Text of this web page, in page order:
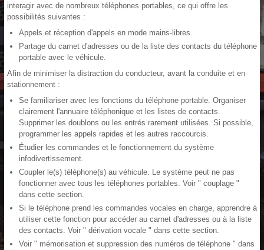
interagir avec de nombreux téléphones portables, ce qui offre les
possibilités suivantes :
Appels et réception d'appels en mode mains-libres.
Partage du carnet d'adresses ou de la liste des contacts du téléphone
portable avec le véhicule.
Afin de minimiser la distraction du conducteur, avant la conduite et en
stationnement :
Se familiariser avec les fonctions du téléphone portable. Organiser
clairement l'annuaire téléphonique et les listes de contacts.
Supprimer les doublons ou les entrés rarement utilisées. Si possible,
programmer les appels rapides et les autres raccourcis.
Étudier les commandes et le fonctionnement du système
infodivertissement.
Coupler le(s) téléphone(s) au véhicule. Le système peut ne pas
fonctionner avec tous les téléphones portables. Voir " couplage "
dans cette section.
Si le téléphone prend les commandes vocales en charge, apprendre à
utiliser cette fonction pour accéder au carnet d'adresses ou à la liste
des contacts. Voir " dérivation vocale " dans cette section.
Voir " mémorisation et suppression des numéros de téléphone " dans